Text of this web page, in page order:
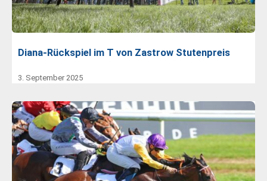
Diana-Rückspiel im T von Zastrow Stutenpreis
3. September 2025